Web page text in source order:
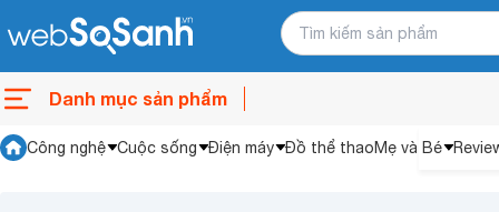
Danh mục sản phẩm
Công nghệ Cuộc sống Điện máy Đồ thể thaoMẹ và Bé